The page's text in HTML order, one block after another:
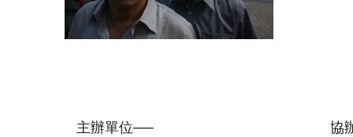
主辦單位── 協